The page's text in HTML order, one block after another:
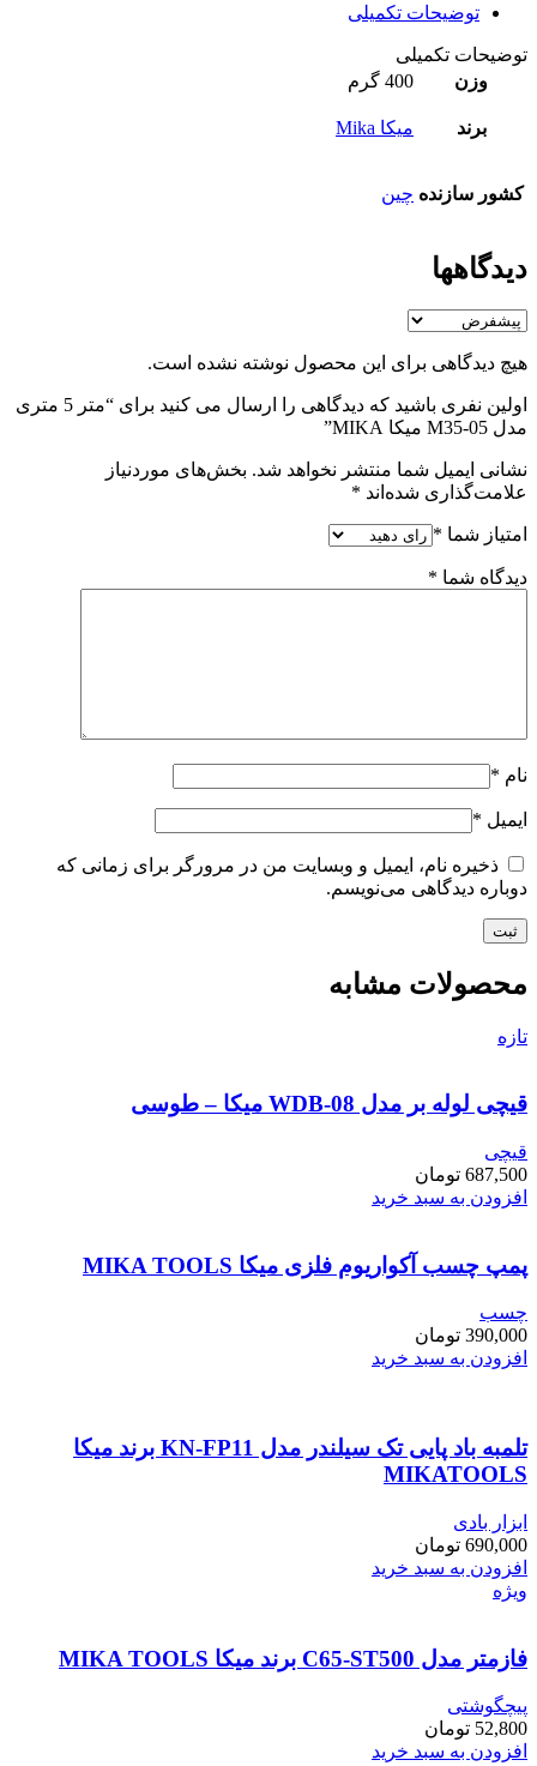
توضیحات تکمیلی
توضیحات تکمیلی
وزن
400 گرم
برند میکا Mika
کشور سازنده چین
دیدگاهها
هیچ دیدگاهی برای این محصول نوشته نشده است.
اولین نفری باشید که دیدگاهی را ارسال می کنید برای “متر 5 متری
مدل M35-05 میکا MIKA”
نشانی ایمیل شما منتشر نخواهد شد. بخش‌های موردنیاز
علامت‌گذاری شده‌اند *
امتیاز شما *
دیدگاه شما *
نام *
ایمیل *
ذخیره نام، ایمیل و وبسایت من در مرورگر برای زمانی که
دوباره دیدگاهی می‌نویسم.
محصولات مشابه
تازه
قیچی لوله بر مدل WDB-08 میکا – طوسی
قیچی
687,500 تومان
افزودن به سبد خرید
پمپ چسب آکواریوم فلزی میکا MIKA TOOLS
چسب
390,000 تومان
افزودن به سبد خرید
تلمبه باد پایی تک سیلندر مدل KN-FP11 برند میکا
MIKATOOLS
ابزار بادی
690,000 تومان
افزودن به سبد خرید
ویژه
فازمتر مدل C65-ST500 برند میکا MIKA TOOLS
پیچگوشتی
52,800 تومان
افزودن به سبد خرید